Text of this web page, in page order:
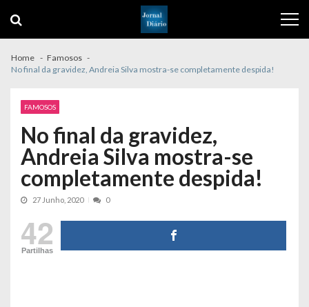
navigation
content
Home
Famosos
No final da gravidez, Andreia Silva mostra-se completamente despida!
FAMOSOS
No final da gravidez,
Andreia Silva mostra-se
completamente despida!
27 Junho, 2020 0
42
Partilhas